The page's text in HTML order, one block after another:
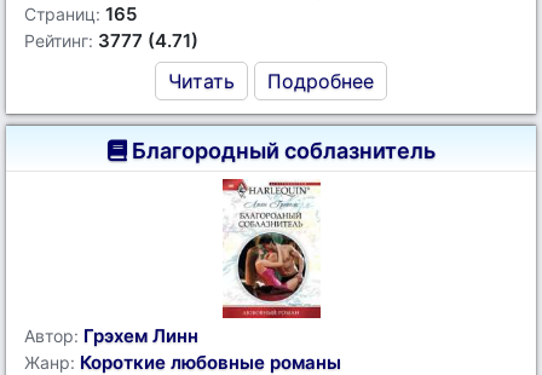
Страниц: 165
Рейтинг: 3777 (4.71)
Читать Подробнее
Благородный соблазнитель
Автор: Грэхем Линн
Жанр: Короткие любовные романы